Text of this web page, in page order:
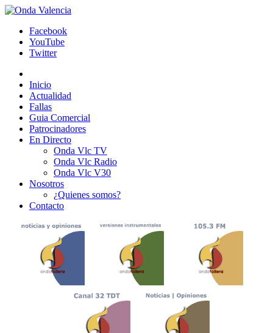
Facebook
YouTube
Twitter
Inicio
Actualidad
Fallas
Guia Comercial
Patrocinadores
En Directo
Onda Vlc TV
Onda Vlc Radio
Onda Vlc V30
Nosotros
¿Quienes somos?
Contacto